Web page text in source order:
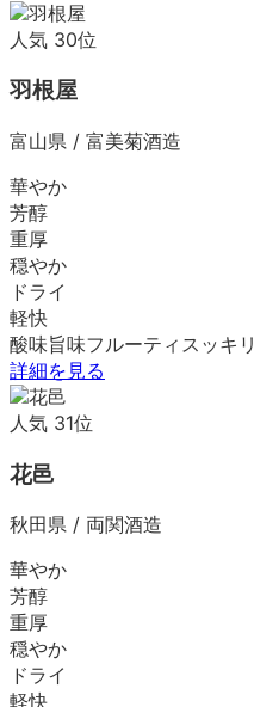
人気 30位
羽根屋
富山県 / 富美菊酒造
華やか
芳醇
重厚
穏やか
ドライ
軽快
酸味旨味フルーティ スッキリ
詳細を見る
人気 31位
花邑
秋田県 / 両関酒造
華やか
芳醇
重厚
穏やか
ドライ
軽快